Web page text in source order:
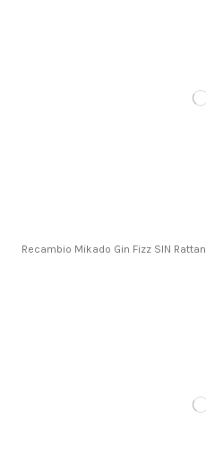
Recambio Mikado Gin Fizz SIN Rattan